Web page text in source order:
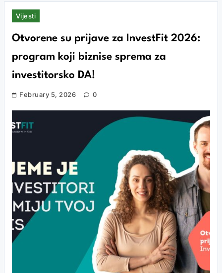
Vijesti
Otvorene su prijave za InvestFit 2026:
program koji biznise sprema za
investitorsko DA!
February 5, 2026 0